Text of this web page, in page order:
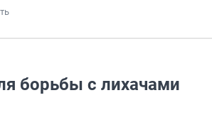
борьбы с лихачами